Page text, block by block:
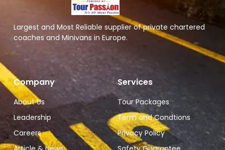
Largest and Most Reliable supplier of private chartered
coaches and Minivans in Europe.
Company
About Us
Leadership
Careers
Services
Tour Packages
Term and Condtions
Privacy Policy